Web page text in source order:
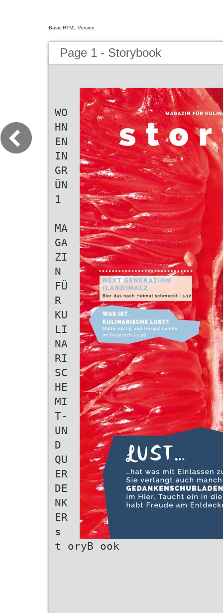
Basic HTML Version
Page 1 - Storybook
WO
HN
EN
IN
GR
ÜN
1
MA
GA
ZI
N
FÜ
R
KU
LI
NA
RI
SC
HE
MI
T-
UN
D
QU
ER
DE
NK
ER
s
t oryB ook